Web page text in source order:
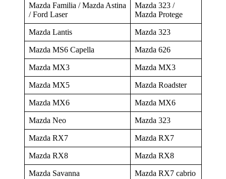
Mazda Familia / Mazda Astina
/ Ford Laser
Mazda 323 /
Mazda Protege
Mazda Lantis Mazda 323
Mazda MS6 Capella Mazda 626
Mazda MX3 Mazda MX3
Mazda MX5 Mazda Roadster
Mazda MX6 Mazda MX6
Mazda Neo Mazda 323
Mazda RX7 Mazda RX7
Mazda RX8 Mazda RX8
Mazda Savanna Mazda RX7 cabrio